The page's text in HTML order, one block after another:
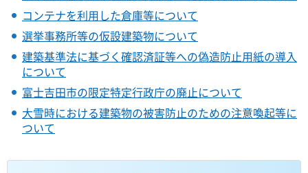
コンテナを利用した倉庫等について
選挙事務所等の仮設建築物について
建築基準法に基づく確認済証等への偽造防止用紙の導入
について
富士吉田市の限定特定行政庁の廃止について
大雪時における建築物の被害防止のための注意喚起等に
ついて